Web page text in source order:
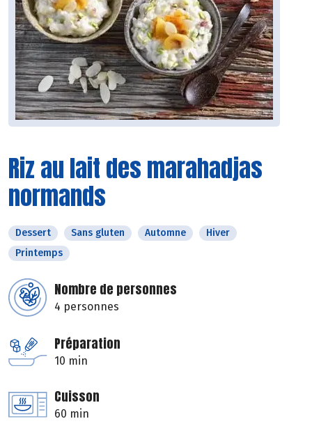
Riz au lait des marahadjas
normands
Dessert Sans gluten Automne
Hiver
Printemps
Nombre de personnes
4 personnes
Préparation
10 min
Cuisson
60 min